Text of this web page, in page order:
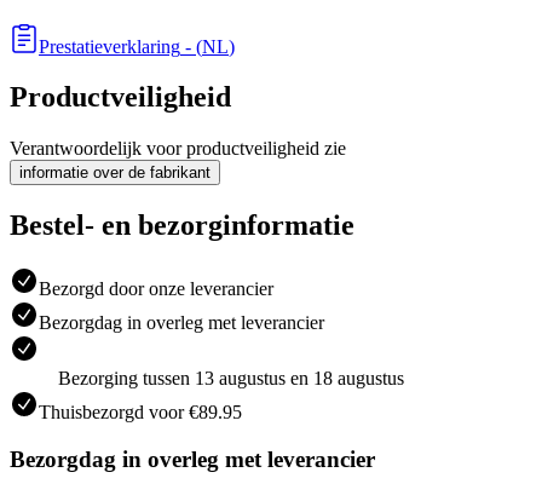
Prestatieverklaring - (NL)
Productveiligheid
Verantwoordelijk voor productveiligheid zie
informatie over de fabrikant
Bestel- en bezorginformatie
Bezorgd door onze leverancier
Bezorgdag in overleg met leverancier
Bezorging tussen 13 augustus en 18 augustus
Thuisbezorgd voor €89.95
Bezorgdag in overleg met leverancier